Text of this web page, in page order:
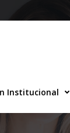
Institucional